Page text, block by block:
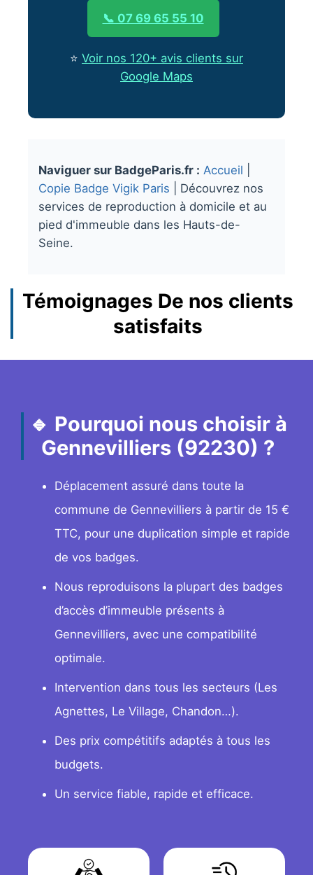
📞 07 69 65 55 10
⭐ Voir nos 120+ avis clients sur
Google Maps
Naviguer sur BadgeParis.fr : Accueil
Copie Badge Vigik Paris | Découvrez nos
services de reproduction à domicile et au
pied d'immeuble dans les Hauts-de-
Seine.
Témoignages De nos clients
satisfaits
🔹 Pourquoi nous choisir à
Gennevilliers (92230) ?
Déplacement assuré dans toute la
commune de Gennevilliers à partir de 15 €
TTC, pour une duplication simple et rapide
de vos badges.
Nous reproduisons la plupart des badges
d’accès d’immeuble présents à
Gennevilliers, avec une compatibilité
optimale.
Intervention dans tous les secteurs (Les
Agnettes, Le Village, Chandon…).
Des prix compétitifs adaptés à tous les
budgets.
Un service fiable, rapide et efficace.